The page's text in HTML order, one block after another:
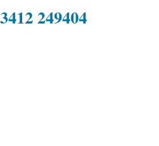
249404